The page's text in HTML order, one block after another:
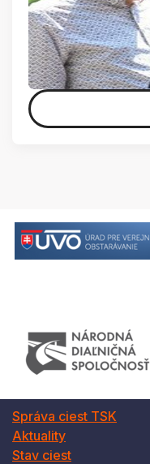
Správa ciest TSK
Aktuality
Stav ciest